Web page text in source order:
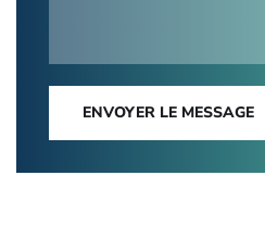
ENVOYER LE MESSAGE